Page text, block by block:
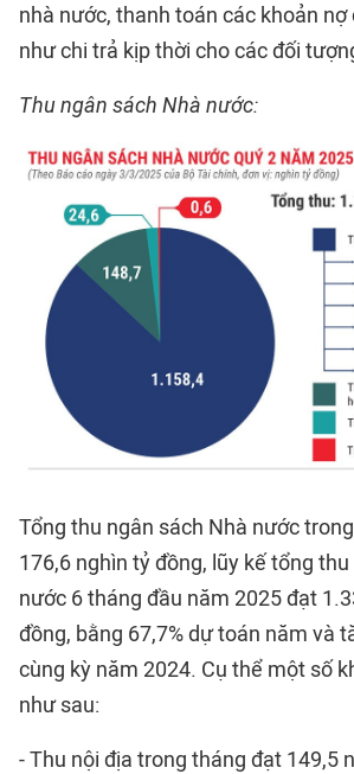
nhà nước, thanh toán các khoản nợ
như chi trả kịp thời cho các đối
Thu ngân sách Nhà nước:
Tổng thu ngân sách Nhà nước
176,6 nghìn tỷ đồng, lũy kế tổng
nước 6 tháng đầu năm 2025 đạt
đồng, bằng 67,7% dự toán năm và
cùng kỳ năm 2024. Cụ thể một số
như sau:
- Thu nội địa trong tháng đạt 149,5